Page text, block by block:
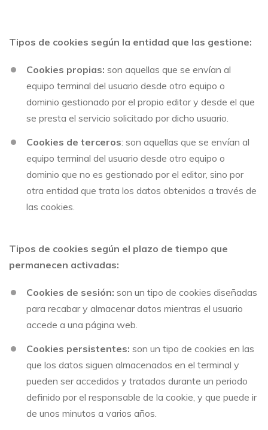
Tipos de cookies según la entidad que las gestione:
Cookies propias: son aquellas que se envían al
equipo terminal del usuario desde otro equipo o
dominio gestionado por el propio editor y desde el que
se presta el servicio solicitado por dicho usuario.
Cookies de terceros: son aquellas que se envían al
equipo terminal del usuario desde otro equipo o
dominio que no es gestionado por el editor, sino por
otra entidad que trata los datos obtenidos a través de
las cookies.
Tipos de cookies según el plazo de tiempo que
permanecen activadas:
Cookies de sesión: son un tipo de cookies diseñadas
para recabar y almacenar datos mientras el usuario
accede a una página web.
Cookies persistentes: son un tipo de cookies en las
que los datos siguen almacenados en el terminal y
pueden ser accedidos y tratados durante un periodo
definido por el responsable de la cookie, y que puede ir
de unos minutos a varios años.